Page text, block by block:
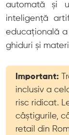
automată și
inteligență
educațională a
ghiduri și
Important:
inclusiv a
risc ridicat.
câștigurile,
retail din